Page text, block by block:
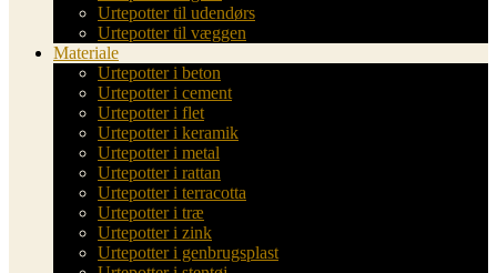
Urtepotter til udendørs
Urtepotter til væggen
Materiale
Urtepotter i beton
Urtepotter i cement
Urtepotter i flet
Urtepotter i keramik
Urtepotter i metal
Urtepotter i rattan
Urtepotter i terracotta
Urtepotter i træ
Urtepotter i zink
Urtepotter i genbrugsplast